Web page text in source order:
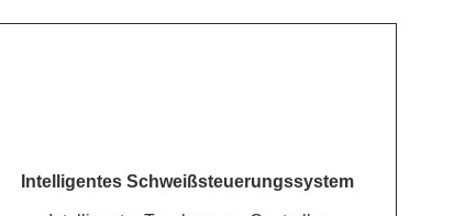
Intelligentes Schweißsteuerungssystem